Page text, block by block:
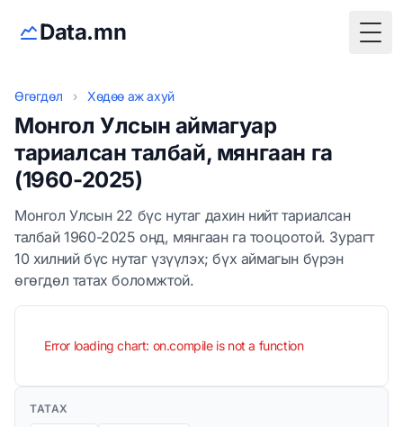
Data.mn
Өгөгдөл › Хөдөө аж ахуй
Монгол Улсын аймагуар
тариалсан талбай, мянгаан га
(1960-2025)
Монгол Улсын 22 бүс нутаг дахин нийт тариалсан
талбай 1960-2025 онд, мянгаан га тооцоотой. Зурагт
10 хилний бүс нутаг үзүүлэх; бүх аймагын бүрэн
өгөгдөл татах боломжтой.
Error loading chart: on.compile is not a function
ТАТАХ